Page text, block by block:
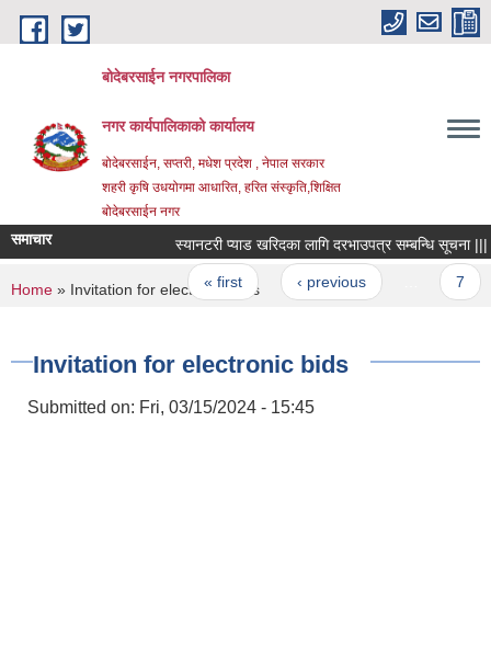
Skip to main content
बोदेबरसाईन नगरपालिका
नगर कार्यपालिकाको कार्यालय
बोदेबरसाईन, सप्तरी, मधेश प्रदेश , नेपाल सरकार
शहरी कृषि उधयोगमा आधारित, हरित संस्कृति,शिक्षित
बोदेबरसाईन नगर
समाचार स्यानटरी प्याड खरिदका लागि दरभाउपत्र सम्बन्धि सूचना |||
Pages
« first ‹ previous
You are here
Home » Invitation for electronic bids
Invitation for electronic bids
Submitted on: Fri, 03/15/2024 - 15:45